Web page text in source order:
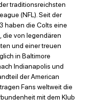
traditionsreichsten
(NFL). Seit der
haben die Colts eine
die von legendären
und einer treuen
in Baltimore
Indianapolis und
der American
Fans weltweit die
mit dem Klub